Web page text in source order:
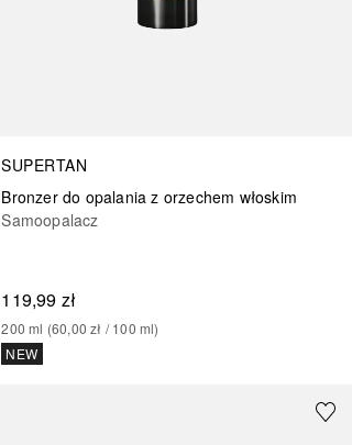
SUPERTAN
Bronzer do opalania z orzechem włoskim
Samoopalacz
119,99 zł
200 ml (60,00 zł / 100 ml)
NEW